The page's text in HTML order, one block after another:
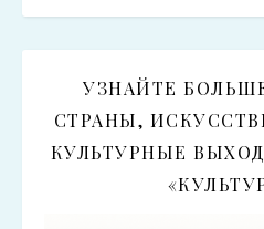
УЗНАЙТЕ
СТРАНЫ,
КУЛЬТУРНЫЕ